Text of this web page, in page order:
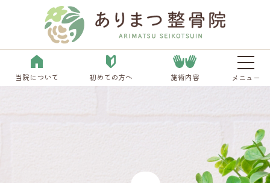
当院について 初めての方へ 施術内容 メニュー